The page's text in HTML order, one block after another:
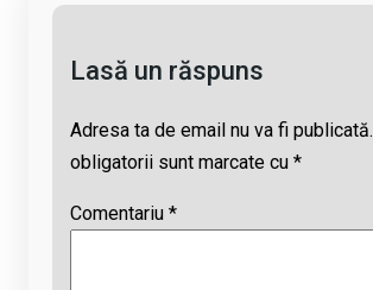
Lasă un răspuns
Adresa ta de email nu va fi publicată.
obligatorii sunt marcate cu *
Comentariu *